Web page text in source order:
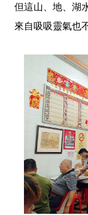
但這山、地、湖
來自吸吸靈氣也